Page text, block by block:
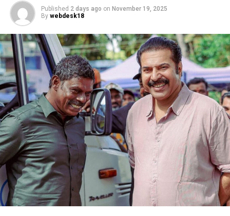
Published 2 days ago on November 19, 2025
By webdesk18